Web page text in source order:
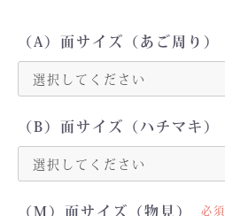
（A）面サイズ（あご周り）
（B）面サイズ（ハチマキ）
（M）面サイズ（物見） 必須